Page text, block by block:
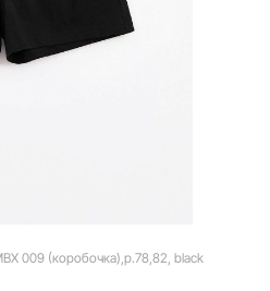
009 (коробочка),р.78,82, black